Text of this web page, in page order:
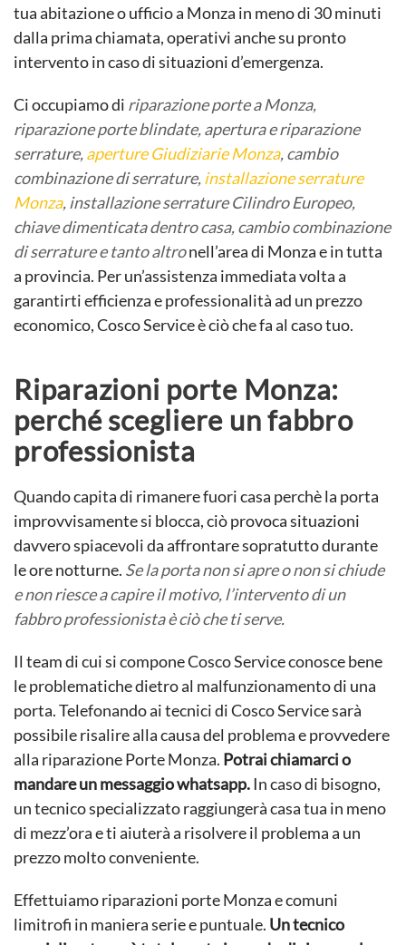
tua abitazione o ufficio a Monza in meno di 30 minuti
dalla prima chiamata, operativi anche su pronto
intervento in caso di situazioni d’emergenza.
Ci occupiamo di riparazione porte a Monza,
riparazione porte blindate, apertura e riparazione
serrature,aperture Giudiziarie Monza, cambio
combinazione di serrature,installazione serrature
Monza, installazione serrature Cilindro Europeo,
chiave dimenticata dentro casa, cambio combinazione
di serrature e tanto altronell’area di Monza e in tutta
a provincia. Per un’assistenza immediata volta a
garantirti efficienza e professionalità ad un prezzo
economico, Cosco Service è ciò che fa al caso tuo.
Riparazioni porte Monza:
perché scegliere un fabbro
professionista
Quando capita di rimanere fuori casa perchè la porta
improvvisamente si blocca, ciò provoca situazioni
davvero spiacevoli da affrontare sopratutto durante
le ore notturne. Se la porta non si apre o non si chiude
e non riesce a capire il motivo, l’intervento di un
fabbro professionista è ciò che ti serve.
Il team di cui si compone Cosco Service conosce bene
le problematiche dietro al malfunzionamento di una
porta. Telefonando ai tecnici di Cosco Service sarà
possibile risalire alla causa del problema e provvedere
alla riparazione Porte Monza. Potrai chiamarci o
mandare un messaggio whatsapp.In caso di bisogno,
un tecnico specializzato raggiungerà casa tua in meno
di mezz’ora e ti aiuterà a risolvere il problema a un
prezzo molto conveniente.
Effettuiamo riparazioni porte Monza e comuni
limitrofi in maniera serie e puntuale. Un tecnico